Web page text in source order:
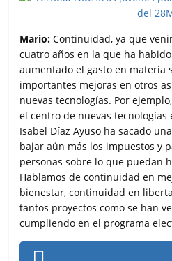
Mario: Continuidad, ya que
cuatro años en la que ha
aumentado el gasto en materia
importantes mejoras en otros
nuevas tecnologías. Por
el centro de nuevas tecnologías
Isabel Díaz Ayuso ha sacado
bajar aún más los impuestos y
personas sobre lo que puedan
Hablamos de continuidad en
bienestar, continuidad en
tantos proyectos como se han
cumpliendo en el programa